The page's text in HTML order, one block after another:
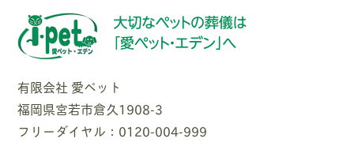
有限会社 愛ペット
福岡県宮若市倉久1908-3
フリーダイヤル：0120-004-999